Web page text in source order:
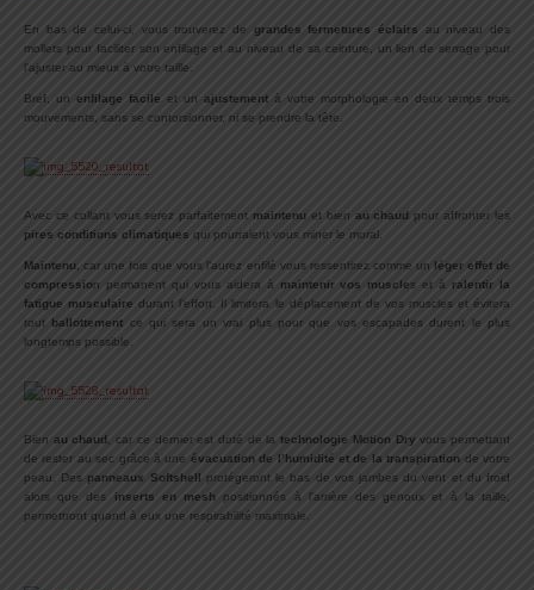
En bas de celui-ci, vous trouverez de grandes fermetures éclairs au niveau des
mollets pour faciliter son enfilage et au niveau de sa ceinture, un lien de serrage pour
l’ajuster au mieux à votre taille.
Bref, un enfilage facile et un ajustement à votre morphologie en deux temps trois
mouvements, sans se contorsionner, ni se prendre la tête.
Avec ce collant vous serez parfaitementmaintenu et bien au chaud pour affronter les
pires conditions climatiques qui pourraient vous miner le moral.
Maintenu , car une fois que vous l’aurez enfilé vous ressentirez comme un léger effet de
compressio n permanent qui vous aidera à maintenir vos muscles et à ralentir la
fatigue musculaire durant l’effort. Il limitera le déplacement de vos muscles et évitera
tout ballottement ce qui sera un vrai plus pour que vos escapades durent le plus
longtemps possible.
Bien au chaud , car ce dernier est doté de latechnologie Motion Dryvous permettant
de rester au sec grâce à une
évacuation de l’humidité et de la transpiration de votre
peau. Des panneaux Softshell protégeront le bas de vos jambes du vent et du froid
alors que des
inserts en mesh positionnés à l’arrière des genoux et à la taille,
permettront quand à eux une respirabilité maximale.